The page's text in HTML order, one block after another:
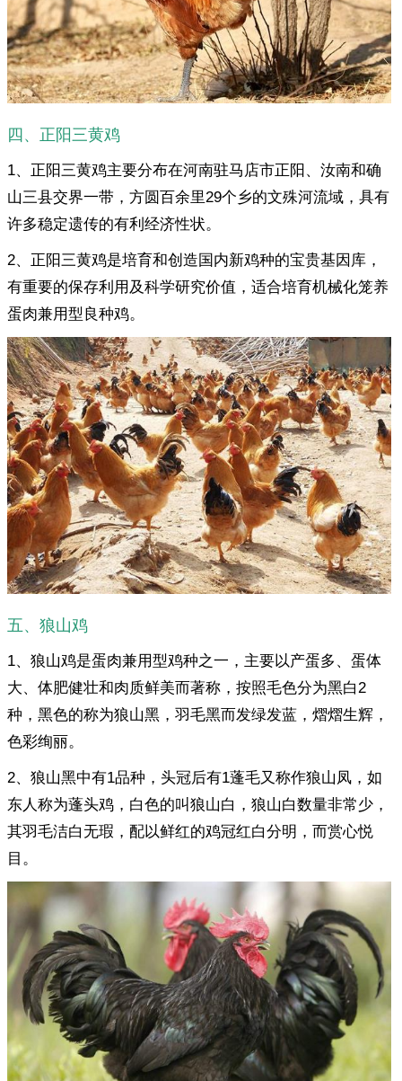
四、正阳三黄鸡
1、正阳三黄鸡主要分布在河南驻马店市正阳、汝南和确
山三县交界一带，方圆百余里29个乡的文殊河流域，具有
许多稳定遗传的有利经济性状。
2、正阳三黄鸡是培育和创造国内新鸡种的宝贵基因库，
有重要的保存利用及科学研究价值，适合培育机械化笼养
蛋肉兼用型良种鸡。
五、狼山鸡
1、狼山鸡是蛋肉兼用型鸡种之一，主要以产蛋多、蛋体
大、体肥健壮和肉质鲜美而著称，按照毛色分为黑白2
种，黑色的称为狼山黑，羽毛黑而发绿发蓝，熠熠生辉，
色彩绚丽。
2、狼山黑中有1品种，头冠后有1蓬毛又称作狼山凤，如
东人称为蓬头鸡，白色的叫狼山白，狼山白数量非常少，
其羽毛洁白无瑕，配以鲜红的鸡冠红白分明，而赏心悦
目。